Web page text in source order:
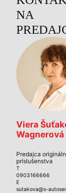
NA
Viera
Wagnerová
Predajca
príslušenstva
T
0903166666
E
sutakova@s-